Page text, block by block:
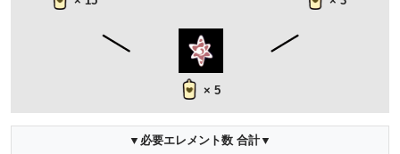
× 5
▼必要エレメント数 合計▼